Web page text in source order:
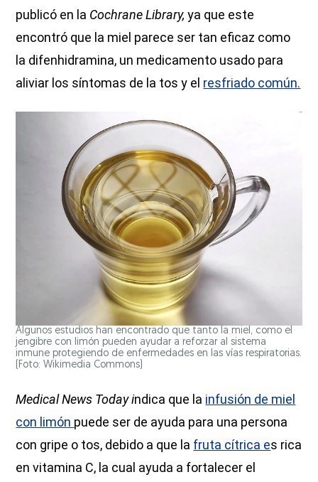
publicó en la Cochrane Library, ya que este
encontró que la miel parece ser tan eficaz como
la difenhidramina, un medicamento usado para
aliviar los síntomas de la tos y el resfriado común.
Algunos estudios han encontrado que tanto la miel, como el
jengibre con limón pueden ayudar a reforzar al sistema
inmune protegiendo de enfermedades en las vías respiratorias.
(Foto: Wikimedia Commons)
Medical News Today indica que la infusión de miel
con limón puede ser de ayuda para una persona
con gripe o tos, debido a que la fruta cítrica es rica
en vitamina C, la cual ayuda a fortalecer el